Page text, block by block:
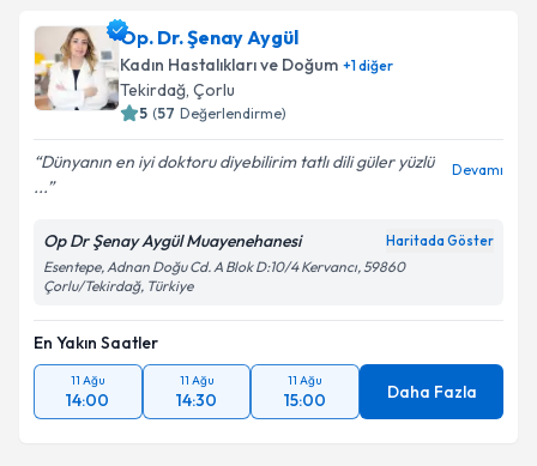
Op. Dr. Şenay Aygül
Kadın Hastalıkları ve Doğum +1diğer
Tekirdağ, Çorlu
5 (57 Değerlendirme)
Dünyanın en iyi doktoru diyebilirim tatlı dili güler yüzlü
...
Devamı
Op Dr Şenay Aygül Muayenehanesi Haritada Göster
Esentepe, Adnan Doğu Cd. A Blok D:10/4 Kervancı, 59860
Çorlu/Tekirdağ, Türkiye
En Yakın Saatler
11 Ağu
14:00
11 Ağu
14:30
11 Ağu
15:00 Daha Fazla